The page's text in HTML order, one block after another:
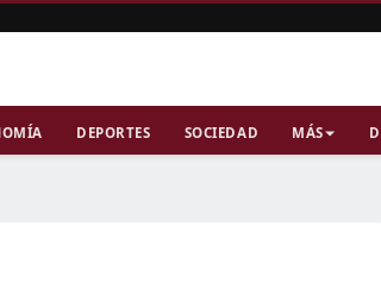
DEPORTES SOCIEDAD MÁS